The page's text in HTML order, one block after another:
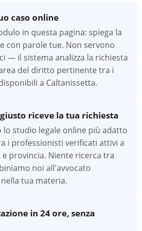
caso online
in questa pagina: spiega la
con parole tue. Non servono
— il sistema analizza la richiesta
del diritto pertinente tra i
a Caltanissetta.
riceve la tua richiesta
lo studio legale online più adatto
i professionisti verificati attivi a
e provincia. Niente ricerca tra
noi all'avvocato
tua materia.
in 24 ore, senza